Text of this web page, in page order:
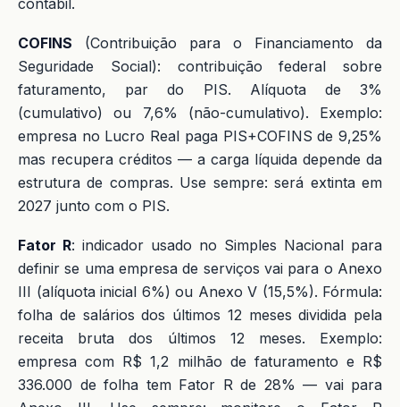
contábil.
COFINS (Contribuição para o Financiamento da
Seguridade Social): contribuição federal sobre
faturamento, par do PIS. Alíquota de 3%
(cumulativo) ou 7,6% (não-cumulativo). Exemplo:
empresa no Lucro Real paga PIS+COFINS de 9,25%
mas recupera créditos — a carga líquida depende da
estrutura de compras. Use sempre: será extinta em
2027 junto com o PIS.
Fator R: indicador usado no Simples Nacional para
definir se uma empresa de serviços vai para o Anexo
III (alíquota inicial 6%) ou Anexo V (15,5%). Fórmula:
folha de salários dos últimos 12 meses dividida pela
receita bruta dos últimos 12 meses. Exemplo:
empresa com R$ 1,2 milhão de faturamento e R$
336.000 de folha tem Fator R de 28% — vai para